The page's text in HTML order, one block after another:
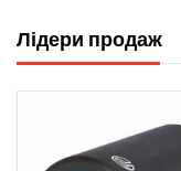
Лідери продаж